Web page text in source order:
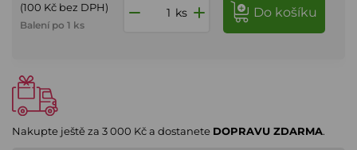
(100 Kč bez DPH)
Balení po 1 ks
ks do košíku
Nakupte ještě za 3 000 Kča dostanete DOPRAVU ZDARMA.